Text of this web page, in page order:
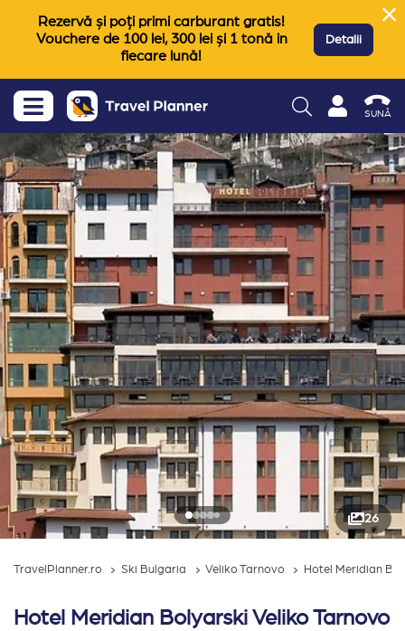
Rezervă și poți primi carburant gratis!
Vouchere de 100 lei, 300 lei și 1 tonă in
fiecare lună!
Detalii
SUNĂ
26
TravelPlanner.ro Ski Bulgaria Veliko Tarnovo Hotel Meridian
Hotel Meridian Bolyarski Veliko Tarnovo